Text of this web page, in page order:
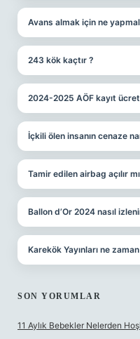
Avans almak için ne
243 kök kaçtır ?
2024-2025 AÖF kayıt
İçkili ölen insanın cenaze
Tamir edilen airbag açılır
Ballon d’Or 2024 nasıl
Karekök Yayınları ne
SON YORUMLAR
11 Aylık Bebekler Nelerden